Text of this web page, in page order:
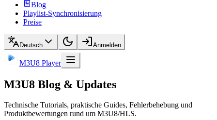
Blog
Playlist-Synchronisierung
Preise
Deutsch Anmelden
M3U8 Player
M3U8 Blog & Updates
Technische Tutorials, praktische Guides, Fehlerbehebung und
Produktbewertungen rund um M3U8/HLS.